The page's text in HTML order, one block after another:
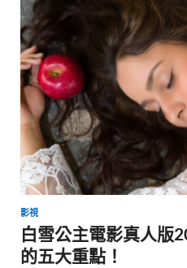
影視
白雪公主電影真人版
的五大重點！